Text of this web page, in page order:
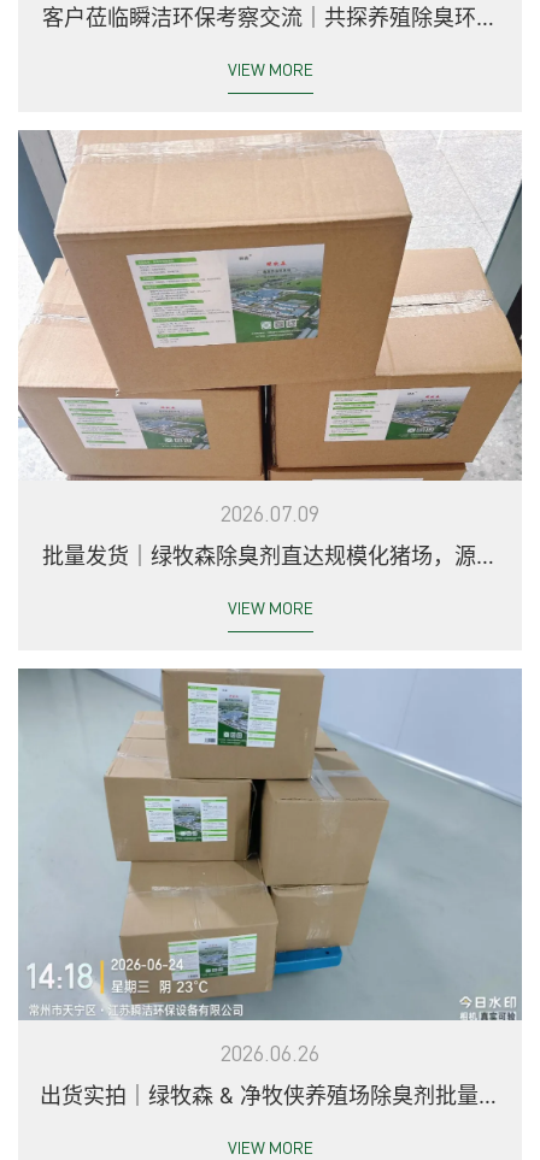
客户莅临瞬洁环保考察交流｜共探养殖除臭环保
VIEW MORE
2026.07.09
批量发货｜绿牧森除臭剂直达规模化猪场，源头
VIEW MORE
2026.06.26
出货实拍｜绿牧森 & 净牧侠养殖场除臭剂批量陆
VIEW MORE